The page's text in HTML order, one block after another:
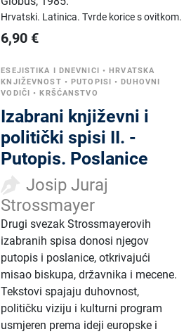
Hrvatski. Latinica.Tvrde korice s ovitkom.
6,90 €
ESEJISTIKA I DNEVNICI •HRVATSKA
KNJIŽEVNOST •PUTOPISI •DUHOVNI
VODIČI •KRŠĆANSTVO
Izabrani književni i
politički spisi II. -
Putopis. Poslanice
Josip Juraj
Strossmayer
Drugi svezak Strossmayerovih
izabranih spisa donosi njegov
putopis i poslanice, otkrivajući
misao biskupa, državnika i mecene.
Tekstovi spajaju duhovnost,
političku viziju i kulturni program
usmjeren prema ideji europske i